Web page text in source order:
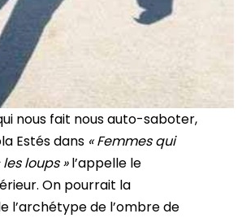
nous fait nous auto-saboter,
Estés dans « Femmes qui
loups »l’appelle le
On pourrait la
l’archétype de l’ombre de